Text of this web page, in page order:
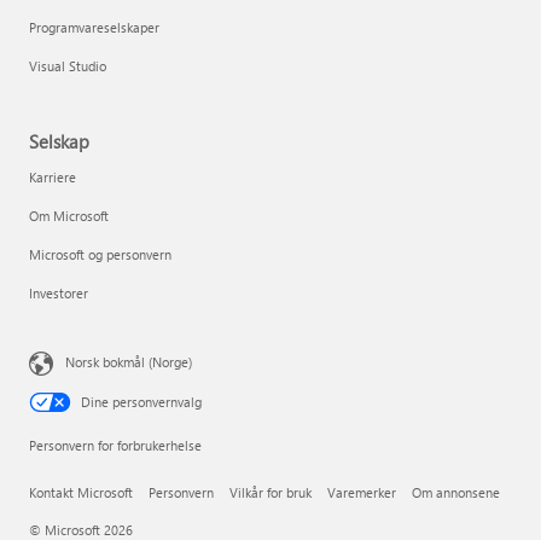
Programvareselskaper
Visual Studio
Selskap
Karriere
Om Microsoft
Microsoft og personvern
Investorer
Norsk bokmål (Norge)
Dine personvernvalg
Personvern for forbrukerhelse
Kontakt Microsoft Personvern Vilkår for bruk Varemerker Om annonsene
© Microsoft 2026